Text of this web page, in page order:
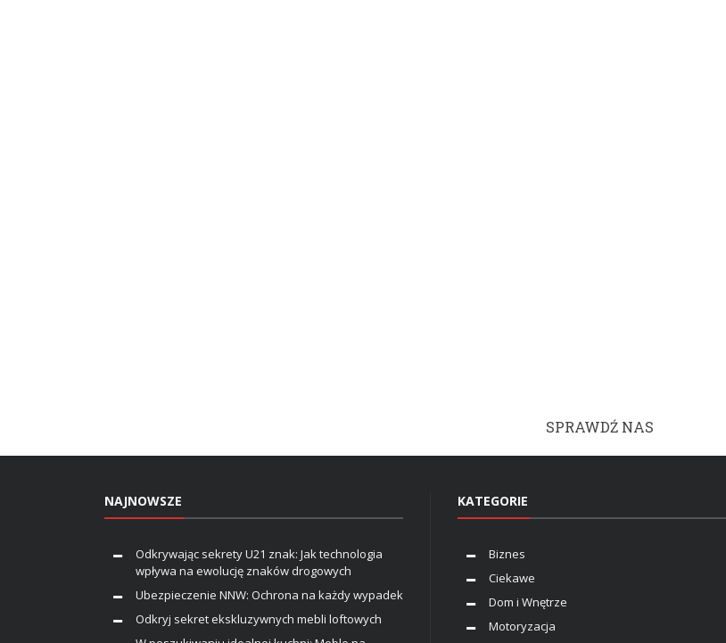
SPRAWDŹ NAS
NAJNOWSZE
Odkrywając sekrety U21 znak: Jak technologia
wpływa na ewolucję znaków drogowych
Ubezpieczenie NNW: Ochrona na każdy wypadek
Odkryj sekret ekskluzywnych mebli loftowych
KATEGORIE
Biznes
Ciekawe
Dom i Wnętrze
Motoryzacja